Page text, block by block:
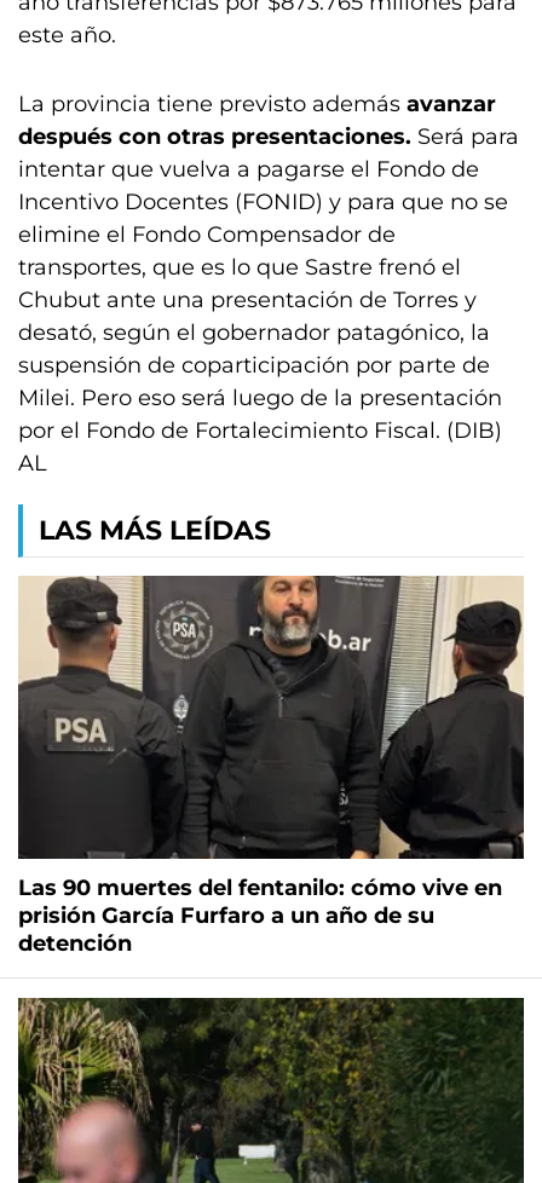
este año.
La provincia tiene previsto además avanzar
después con otras presentaciones. Será para
intentar que vuelva a pagarse el Fondo de
Incentivo Docentes (FONID) y para que no se
elimine el Fondo Compensador de
transportes, que es lo que Sastre frenó el
Chubut ante una presentación de Torres y
desató, según el gobernador patagónico, la
suspensión de coparticipación por parte de
Milei. Pero eso será luego de la presentación
por el Fondo de Fortalecimiento Fiscal. (DIB)
AL
LAS MÁS LEÍDAS
Las 90 muertes del fentanilo: cómo vive en
prisión García Furfaro a un año de su
detención